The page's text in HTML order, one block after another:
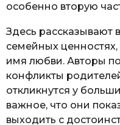
особенно вторую
Здесь рассказывают
семейных
имя любви. Авторы
конфликты
откликнутся у
важное, что они
выходить с